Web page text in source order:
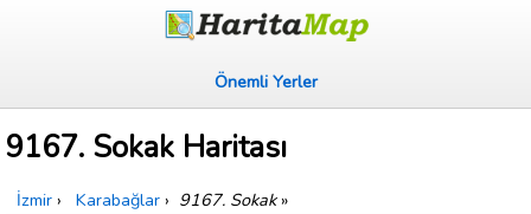
Önemli Yerler
9167. Sokak Haritası
İzmir › Karabağlar › 9167. Sokak»